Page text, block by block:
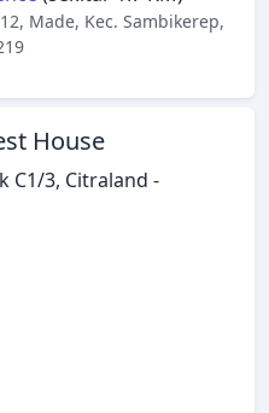
Made, Kec. Sambikerep,
House
C1/3, Citraland -